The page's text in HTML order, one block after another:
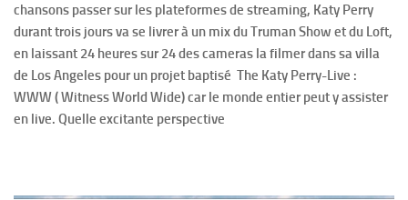
chansons passer sur les plateformes de streaming, Katy Perry
durant trois jours va se livrer à un mix du Truman Show et du Loft,
en laissant 24 heures sur 24 des cameras la filmer dans sa villa
de Los Angeles pour un projet baptisé The Katy Perry-Live :
WWW ( Witness World Wide) car le monde entier peut y assister
en live. Quelle excitante perspective